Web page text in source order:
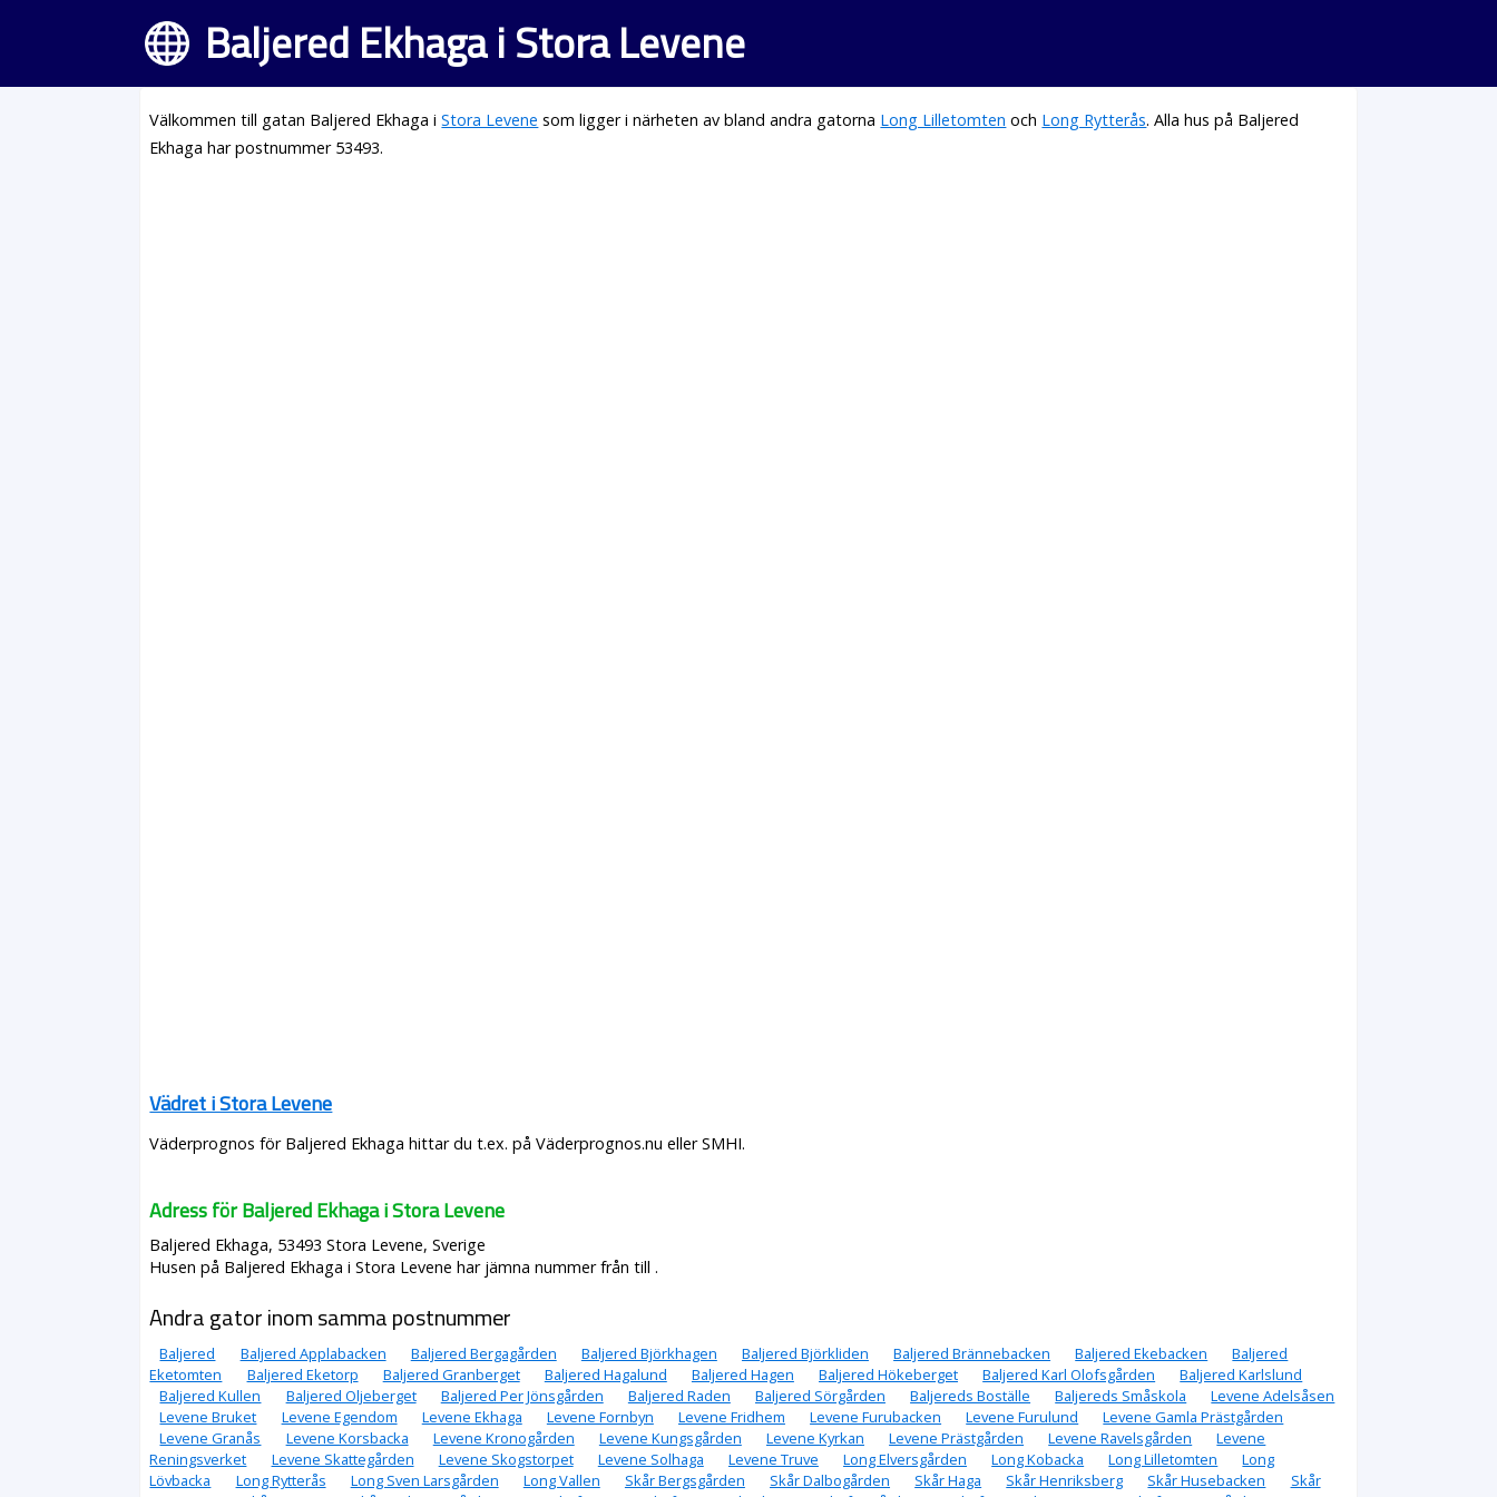
Baljered Ekhaga i Stora Levene
Välkommen till gatan Baljered Ekhaga iStora Levene som ligger i närheten av bland andra gatorna Long Lilletomten och Long Rytterås. Alla hus på Baljered
Ekhaga har postnummer 53493.
Vädret i Stora Levene
Väderprognos för Baljered Ekhaga hittar du t.ex. på Väderprognos.nu eller SMHI.
Adress för Baljered Ekhaga i Stora Levene
Baljered Ekhaga, 53493 Stora Levene, Sverige
Husen på Baljered Ekhaga i Stora Levene har jämna nummer från till .
Andra gator inom samma postnummer
Baljered Baljered Applabacken Baljered Bergagården Baljered Björkhagen Baljered Björkliden Baljered Brännebacken Baljered Ekebacken
Baljered
Eketomten
Baljered Eketorp Baljered Granberget Baljered Hagalund Baljered Hagen Baljered Hökeberget Baljered Karl Olofsgården
Baljered Karlslund
Baljered Kullen
Baljered Oljeberget Baljered Per Jönsgården Baljered Raden Baljered Sörgården Baljereds Boställe Baljereds Småskola
Levene Adelsåsen
Levene Bruket
Levene Egendom Levene Ekhaga Levene Fornbyn Levene Fridhem Levene Furubacken Levene Furulund
Levene Gamla Prästgården
Levene Granås
Levene Korsbacka Levene Kronogården Levene Kungsgården Levene Kyrkan Levene Prästgården Levene Ravelsgården
Levene
Reningsverket
Levene Skattegården Levene Skogstorpet Levene Solhaga Levene Truve Long Elversgården Long Kobacka Long Lilletomten
Long
Lövbacka
Long Rytterås Long Sven Larsgården Long Vallen Skår Bergsgården Skår Dalbogården Skår Haga Skår Henriksberg Skår Husebacken
Skår